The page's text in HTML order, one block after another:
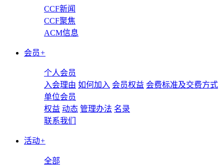
CCF新闻
CCF聚焦
ACM信息
会员+
个人会员
入会理由 如何加入 会员权益 会费标准及交费方式
单位会员
权益 动态 管理办法 名录
联系我们
活动+
全部